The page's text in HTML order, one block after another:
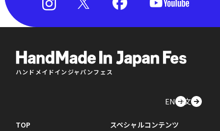
ハンドメイドインジャパンフェス
EN中文
TOP
スペシャルコンテンツ